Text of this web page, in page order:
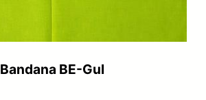
Bandana BE-Gul